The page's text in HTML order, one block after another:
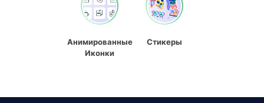
Анимированные
Иконки
Стикеры